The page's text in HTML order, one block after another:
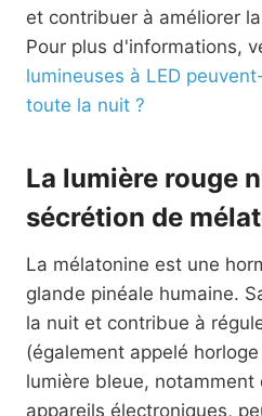
et contribuer à améliorer
Pour plus d'informations,
lumineuses à LED
toute la nuit ?
La lumière rouge
sécrétion de
La mélatonine est une
glande pinéale humaine.
la nuit et contribue à
(également appelé
lumière bleue, notamment
appareils électroniques,